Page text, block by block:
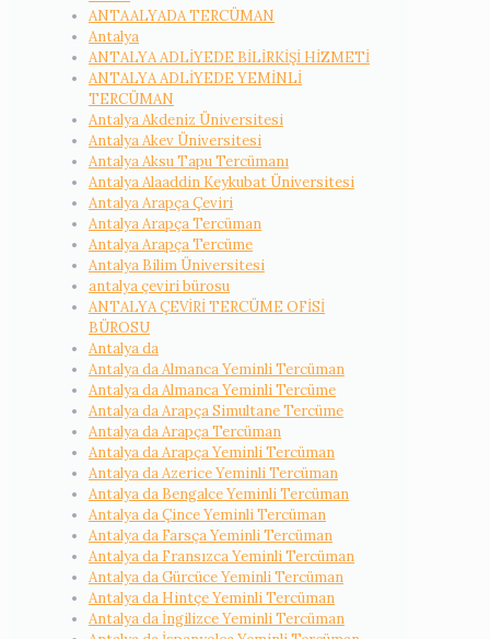
ANTAALYADA TERCÜMAN
Antalya
ANTALYA ADLİYEDE BİLİRKİŞİ HİZMETİ
ANTALYA ADLİYEDE YEMİNLİ
TERCÜMAN
Antalya Akdeniz Üniversitesi
Antalya Akev Üniversitesi
Antalya Aksu Tapu Tercümanı
Antalya Alaaddin Keykubat Üniversitesi
Antalya Arapça Çeviri
Antalya Arapça Tercüman
Antalya Arapça Tercüme
Antalya Bilim Üniversitesi
antalya çeviri bürosu
ANTALYA ÇEVİRİ TERCÜME OFİSİ
BÜROSU
Antalya da
Antalya da Almanca Yeminli Tercüman
Antalya da Almanca Yeminli Tercüme
Antalya da Arapça Simultane Tercüme
Antalya da Arapça Tercüman
Antalya da Arapça Yeminli Tercüman
Antalya da Azerice Yeminli Tercüman
Antalya da Bengalce Yeminli Tercüman
Antalya da Çince Yeminli Tercüman
Antalya da Farsça Yeminli Tercüman
Antalya da Fransızca Yeminli Tercüman
Antalya da Gürcüce Yeminli Tercüman
Antalya da Hintçe Yeminli Tercüman
Antalya da İngilizce Yeminli Tercüman